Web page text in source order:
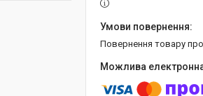
повернення товару